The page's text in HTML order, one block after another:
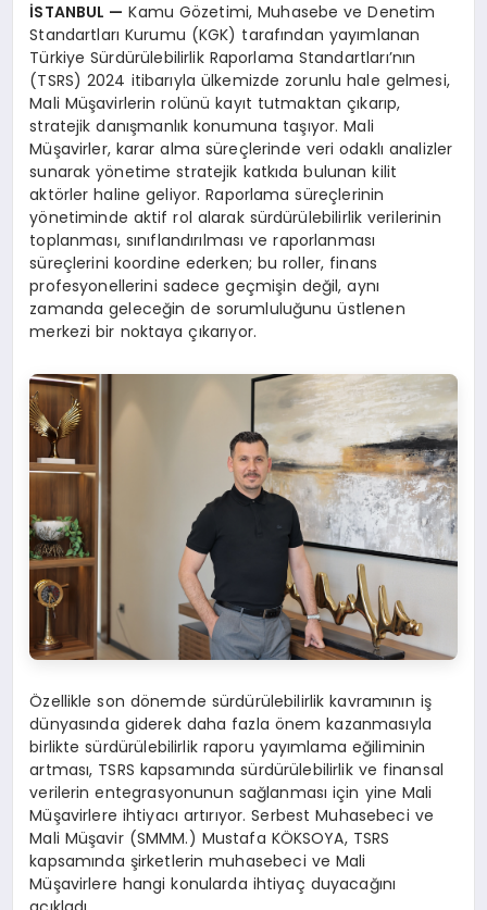
İSTANBUL — Kamu Gözetimi, Muhasebe ve Denetim
Standartları Kurumu (KGK) tarafından yayımlanan
Türkiye Sürdürülebilirlik Raporlama Standartları’nın
(TSRS) 2024 itibarıyla ülkemizde zorunlu hale gelmesi,
Mali Müşavirlerin rolünü kayıt tutmaktan çıkarıp,
stratejik danışmanlık konumuna taşıyor. Mali
Müşavirler, karar alma süreçlerinde veri odaklı analizler
sunarak yönetime stratejik katkıda bulunan kilit
aktörler haline geliyor. Raporlama süreçlerinin
yönetiminde aktif rol alarak sürdürülebilirlik verilerinin
toplanması, sınıflandırılması ve raporlanması
süreçlerini koordine ederken; bu roller, finans
profesyonellerini sadece geçmişin değil, aynı
zamanda geleceğin de sorumluluğunu üstlenen
merkezi bir noktaya çıkarıyor.
Özellikle son dönemde sürdürülebilirlik kavramının iş
dünyasında giderek daha fazla önem kazanmasıyla
birlikte sürdürülebilirlik raporu yayımlama eğiliminin
artması, TSRS kapsamında sürdürülebilirlik ve finansal
verilerin entegrasyonunun sağlanması için yine Mali
Müşavirlere ihtiyacı artırıyor. Serbest Muhasebeci ve
Mali Müşavir (SMMM.) Mustafa KÖKSOYA, TSRS
kapsamında şirketlerin muhasebeci ve Mali
Müşavirlere hangi konularda ihtiyaç duyacağını